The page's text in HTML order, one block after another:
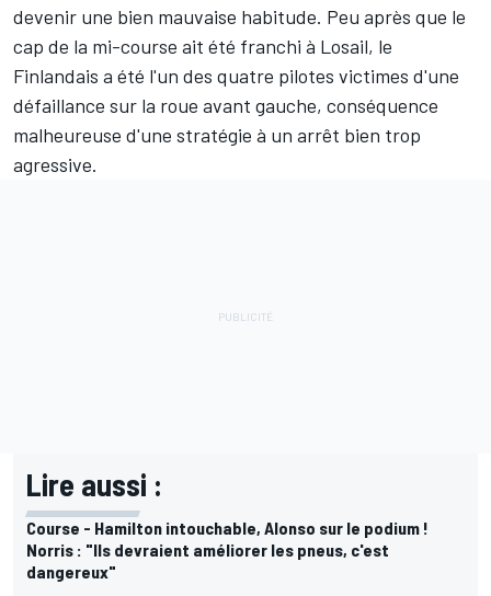
devenir une bien mauvaise habitude. Peu après que le
cap de la mi-course ait été franchi à Losail, le
Finlandais a été l'un des quatre pilotes victimes d'une
défaillance sur la roue avant gauche, conséquence
malheureuse d'une stratégie à un arrêt bien trop
agressive.
Lire aussi :
Course - Hamilton intouchable, Alonso sur le podium !
Norris : "Ils devraient améliorer les pneus, c'est
dangereux"